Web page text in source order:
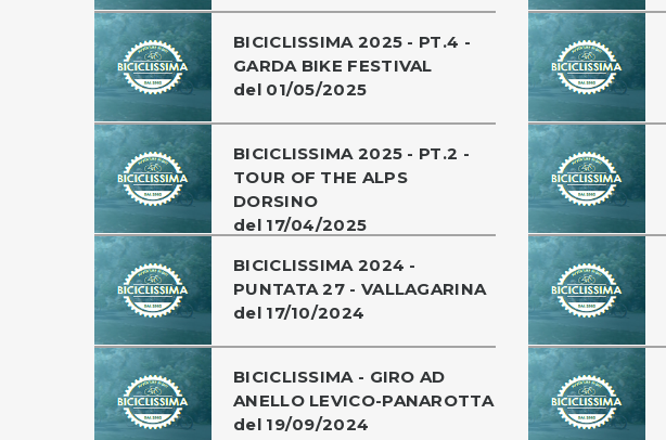
BICICLISSIMA 2025 - PT.4 -
GARDA BIKE FESTIVAL
del 01/05/2025
BICICLISSIMA 2025 - PT.2 -
TOUR OF THE ALPS
DORSINO
del 17/04/2025
BICICLISSIMA 2024 -
PUNTATA 27 - VALLAGARINA
del 17/10/2024
BICICLISSIMA - GIRO AD
ANELLO LEVICO-PANAROTTA
del 19/09/2024